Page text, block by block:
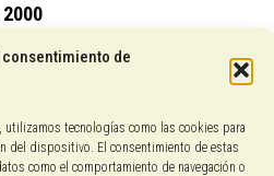
de
utilizamos tecnologías como las cookies para
del dispositivo. El consentimiento de estas
como el comportamiento de navegación o